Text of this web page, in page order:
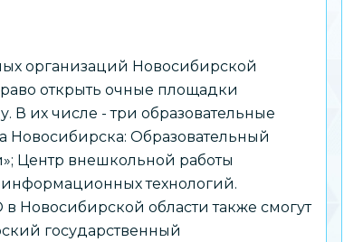
организаций Новосибирской
открыть очные площадки
В их числе - три образовательные
Новосибирска: Образовательный
Центр внешкольной работы
информационных технологий.
Новосибирской области также смогут
государственный